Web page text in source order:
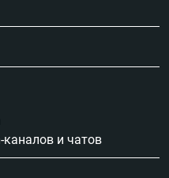
каналов и чатов